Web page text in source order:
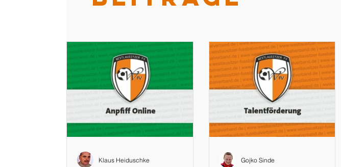
Klaus Heiduschke Gojko Sinde